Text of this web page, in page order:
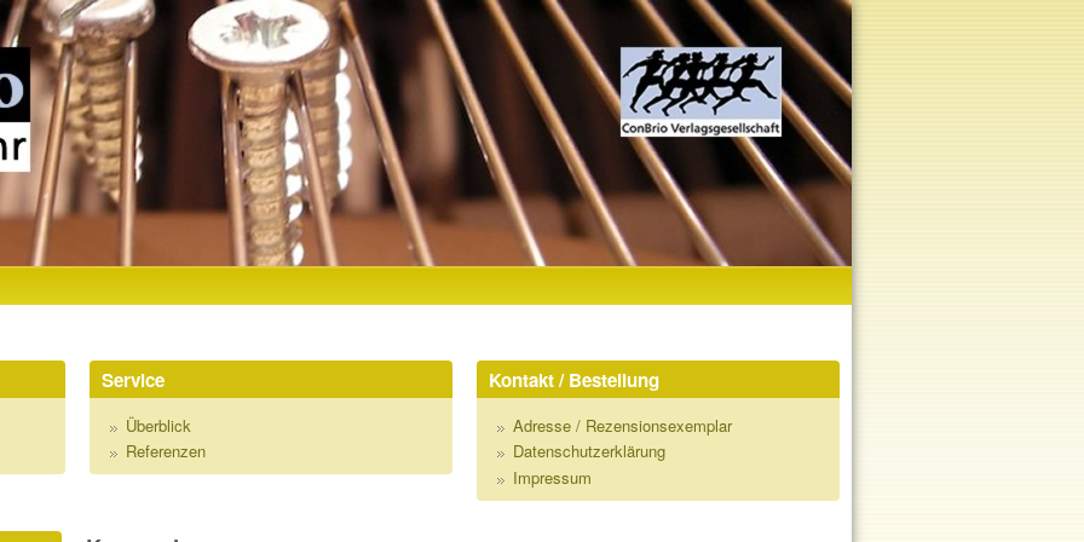
Direkt zum Inhalt
Service
Überblick
Referenzen
Kontakt / Bestellung
Adresse / Rezensionsexemplar
Datenschutzerklärung
Impressum